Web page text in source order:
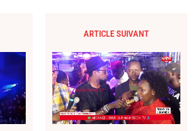
ARTICLE SUIVANT